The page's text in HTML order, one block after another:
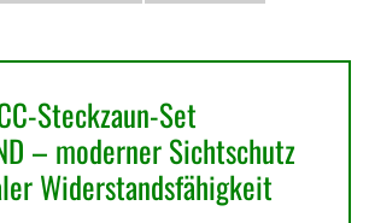
Steckzaun-Set
– moderner Sichtschutz
Widerstandsfähigkeit